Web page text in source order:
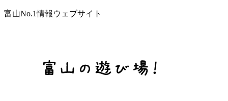
富山No.1情報ウェブサイト